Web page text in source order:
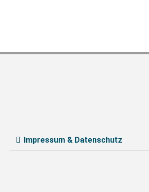
Impressum & Datenschutz